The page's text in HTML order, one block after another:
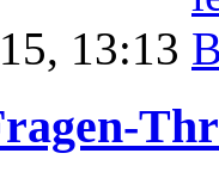
13:13